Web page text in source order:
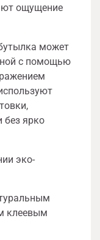
ощущение
может
с помощью
без ярко
эко-
клеевым